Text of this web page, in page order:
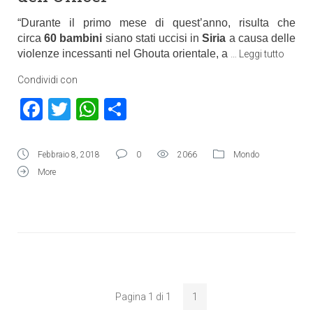
“Durante il primo mese di quest’anno, risulta che
circa60 bambini siano stati uccisi inSiria a causa delle
violenze incessanti nel Ghouta orientale, a
Leggi tutto
Condividi con
Facebook
TwitterWhatsApp
Febbraio 8, 2018 0 2066
Mondo
More
Pagina 1 di 1 1